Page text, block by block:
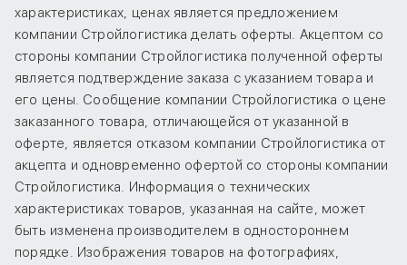
характеристиках, ценах является предложением
компании Стройлогистика делать оферты. Акцептом со
стороны компании Стройлогистика полученной оферты
является подтверждение заказа с указанием товара и
его цены. Сообщение компании Стройлогистика о цене
заказанного товара, отличающейся от указанной в
оферте, является отказом компании Стройлогистика от
акцепта и одновременно офертой со стороны компании
Стройлогистика. Информация о технических
характеристиках товаров, указанная на сайте, может
быть изменена производителем в одностороннем
порядке. Изображения товаров на фотографиях,